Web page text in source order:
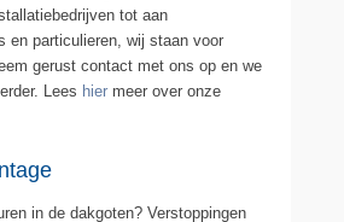
tot aan
en particulieren, wij staan voor
gerust contact met ons op en we
Lees hier meer over onze
in de dakgoten? Verstoppingen